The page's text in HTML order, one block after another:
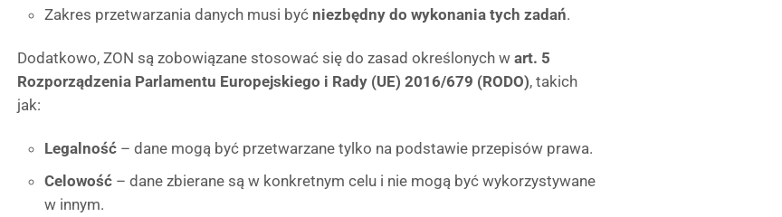
Zakres przetwarzania danych musi być niezbędny do wykonania tych zadań.
Dodatkowo, ZON są zobowiązane stosować się do zasad określonych w art. 5
Rozporządzenia Parlamentu Europejskiego i Rady (UE) 2016/679 (RODO), takich
jak:
Legalność – dane mogą być przetwarzane tylko na podstawie przepisów prawa.
Celowość – dane zbierane są w konkretnym celu i nie mogą być wykorzystywane
w innym.